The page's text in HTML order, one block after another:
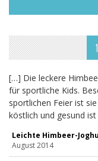
[…] Die leckere
für sportliche Kids.
sportlichen Feier ist
köstlich und gesund
Leichte Himbeer-
August 2014